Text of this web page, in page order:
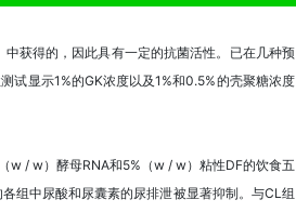
获得的，因此具有一定的抗菌活性。已在几种预
试显示1%的GK浓度以及1%和0.5%的壳聚糖浓度
w / w）酵母RNA和5%（w / w）粘性DF的饮食五
组中尿酸和尿囊素的尿排泄被显著抑制。与CL组